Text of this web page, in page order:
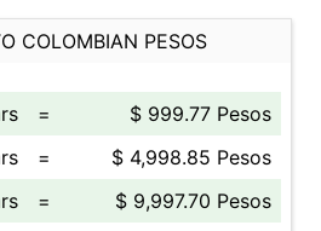
COLOMBIAN PESOS
=
$ 999.77 Pesos
=
$ 4,998.85 Pesos
=
$ 9,997.70 Pesos